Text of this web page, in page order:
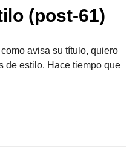
(post-61)
avisa su título, quiero
de estilo. Hace tiempo que